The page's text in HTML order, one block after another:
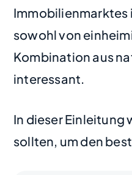
Immobilienmarktes
sowohl von
Kombination aus
interessant.
In dieser Einleitung
sollten, um den